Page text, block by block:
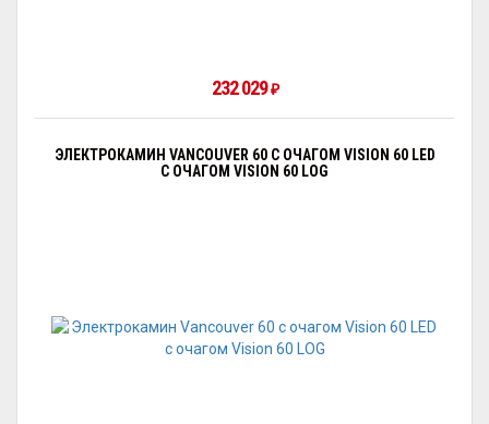
232 029₽
ЭЛЕКТРОКАМИН VANCOUVER 60 С ОЧАГОМ VISION 60 LED
С ОЧАГОМ VISION 60 LOG